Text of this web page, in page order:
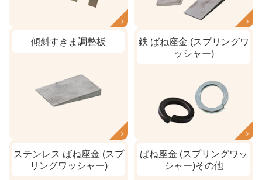
傾斜すきま調整板
鉄 ばね座金 (スプリングワ
ッシャー)
ステンレス ばね座金 (スプ
リングワッシャー)
ばね座金 (スプリングワッ
シャー)その他